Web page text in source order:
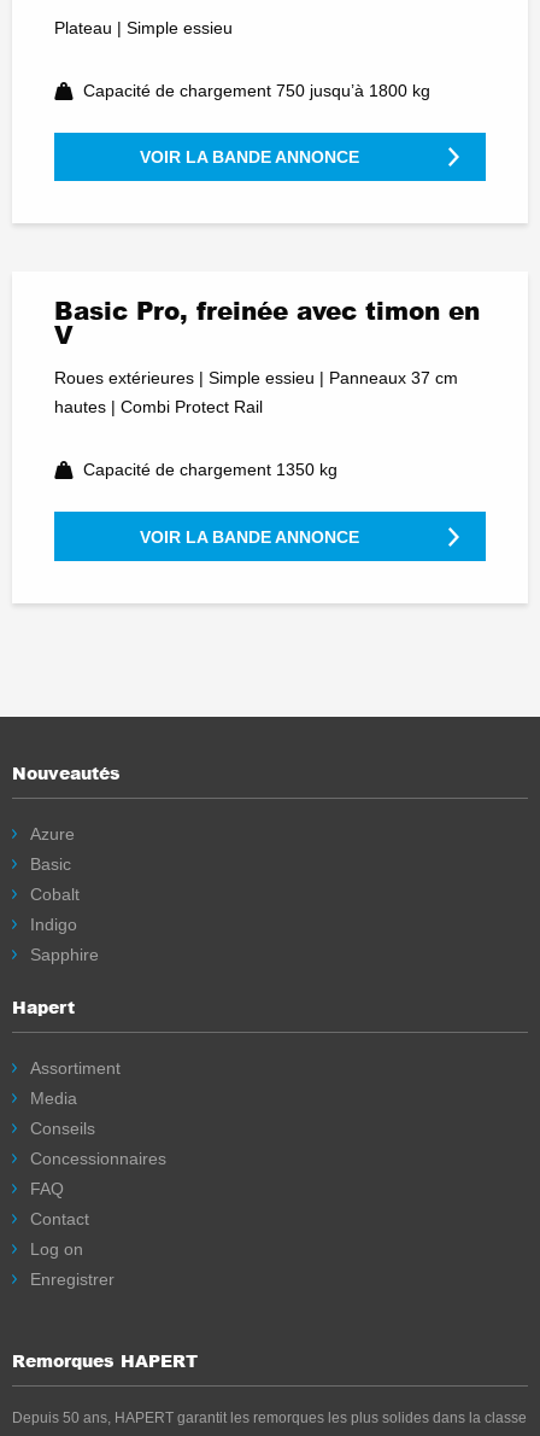
Plateau | Simple essieu
Capacité de chargement 750 jusqu’à 1800 kg
VOIR LA BANDE ANNONCE
Basic Pro, freinée avec timon en
V
Roues extérieures | Simple essieu | Panneaux 37 cm
hautes | Combi Protect Rail
Capacité de chargement 1350 kg
VOIR LA BANDE ANNONCE
Nouveautés
Azure
Basic
Cobalt
Indigo
Sapphire
Hapert
Assortiment
Media
Conseils
Concessionnaires
FAQ
Contact
Log on
Enregistrer
Remorques HAPERT
Depuis 50 ans, HAPERT garantit les remorques les plus solides dans la classe